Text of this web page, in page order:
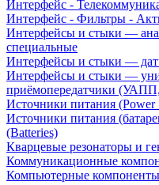
Интерфейс -
Интерфейс - Фильтры -
Интерфейсы и стыки —
специальные
Интерфейсы и стыки —
Интерфейсы и стыки —
приёмопередатчики
Источники питания (Power
Источники питания
(Batteries)
Кварцевые резонаторы и
Коммуникационные
Компьютерные